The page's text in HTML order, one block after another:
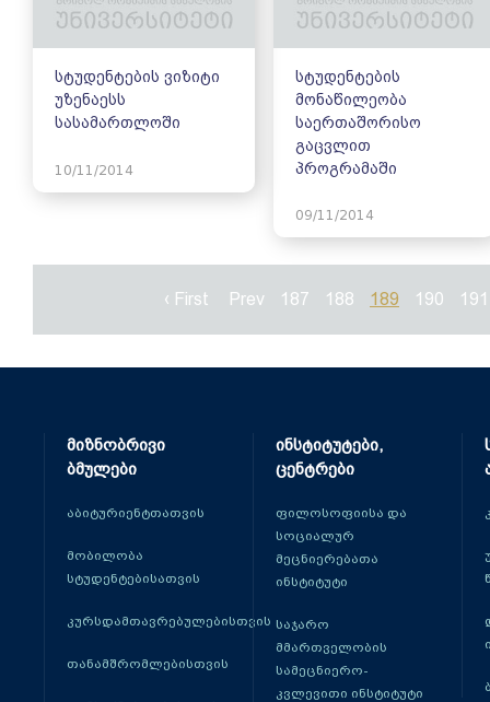
სტუდენტების ვიზიტი
უზენაესს
სასამართლოში
10/11/2014
სტუდენტების
მონაწილეობა
საერთაშორისო
გაცვლით
პროგრამაში
09/11/2014
‹ First Prev 187 188 189 190 191
მიზნობრივი
ბმულები
აბიტურიენტთათვის
მობილობა
სტუდენტებისათვის
კურსდამთავრებულებისთვის
თანამშრომლებისთვის
ინსტიტუტები,
ცენტრები
ფილოსოფიისა და
სოციალურ
მეცნიერებათა
ინსტიტუტი
საჯარო
მმართველობის
სამეცნიერო-
კვლევითი ინსტიტუტი